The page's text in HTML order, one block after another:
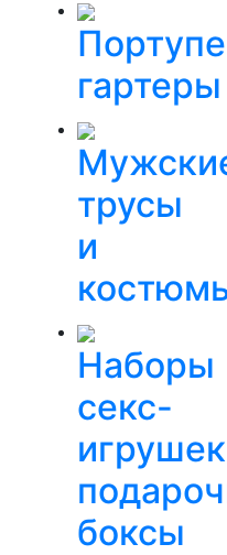
гартеры
трусы
и
Наборы
секс-
боксы